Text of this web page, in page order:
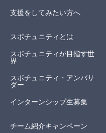
支援をしてみたい方へ
スポチュニティとは
スポチュニティが目指す世
界
スポチュニティ・アンバサ
ダー
インターンシップ生募集
チーム紹介キャンペーン